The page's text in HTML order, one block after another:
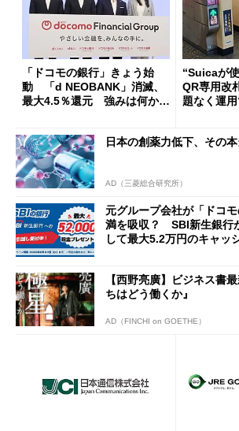
「ドコモの銀行」きょう始
動 「d NEOBANK」消滅、
最大4.5％還元 強みは何か解
“Suicaが
QR専用改
題なく運
日本の創薬力低下、その
AD（三菱総合研究所）
元グループ会社が「ドコ
満を吸収？ SBI新生銀行
して最大5.2万円のキャッ
【西野亮廣】ビジネス書
ちはどう働くか』
AD（FINCHI on GOETHE）